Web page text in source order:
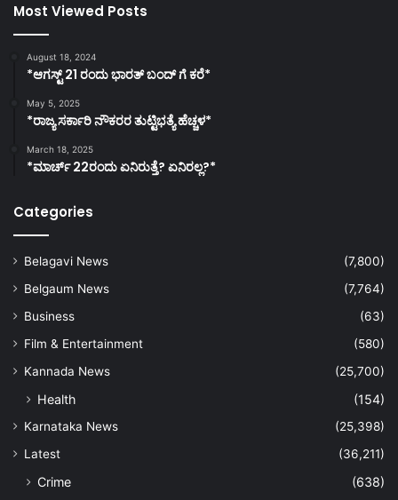
Most Viewed Posts
August 18, 2024
*ಆಗಸ್ಟ್ 21 ರಂದು ಭಾರತ್‌ ಬಂದ್‌ ಗೆ ಕರೆ*
May 5, 2025
*ರಾಜ್ಯ ಸರ್ಕಾರಿ ನೌಕರರ ತುಟ್ಟಿಭತ್ಯೆ ಹೆಚ್ಚಳ*
March 18, 2025
*ಮಾರ್ಚ್ 22ರಂದು ಏನಿರುತ್ತೆ? ಏನಿರಲ್ಲ?*
Categories
Belagavi News
(7,800)
Belgaum News
(7,764)
Business
(63)
Film & Entertainment
(580)
Kannada News
(25,700)
Health (154)
Karnataka News
(25,398)
Latest
(36,211)
Crime
(638)